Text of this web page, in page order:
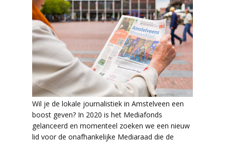
Wil je de lokale journalistiek in Amstelveen een
boost geven? In 2020 is het Mediafonds
gelanceerd en momenteel zoeken we een nieuw
lid voor de onafhankelijke Mediaraad die de